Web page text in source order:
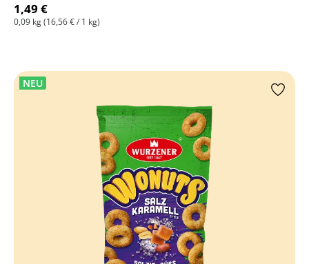
1,49 €
0,09 kg(16,56 € / 1 kg)
NEU